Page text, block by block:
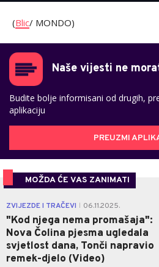
(Blic/ MONDO)
Naše vijesti ne
Budite bolje informisani od drugih,
aplikaciju
PREUZMI
MOŽDA ĆE VAS ZANIMATI
ZVIJEZDE I TRAČEVI 06.11.2025.
"Kod njega nema promašaja":
Nova Čolina pjesma ugledala
svjetlost dana, Tonči napravio
remek-djelo (Video)